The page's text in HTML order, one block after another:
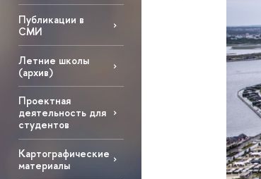
Публикации в
СМИ
Летние школы
(архив)
Проектная
деятельность для
студентов
Картографические
материалы